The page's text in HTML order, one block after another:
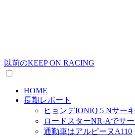
以前のKEEP ON RACING
HOME
長期レポート
ヒョンデIONIQ 5 Nサー
ロードスターNR-Aでサ
通勤車はアルピーヌA110